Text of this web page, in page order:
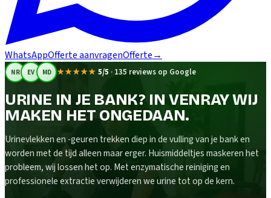
WhatsAppOfferte aanvragenOfferte→
NR EV MD ★★★★★ 5/5 · 135 reviews op Google
URINE IN JE BANK? IN VENRAY WIJ
MAKEN HET ONGEDAAN.
Urinevlekken en -geuren trekken diep in de vulling van je bank en
worden met de tijd alleen maar erger. Huismiddeltjes maskeren het
probleem, wij lossen het op. Met enzymatische reiniging en
professionele extractie verwijderen we urine tot op de kern.